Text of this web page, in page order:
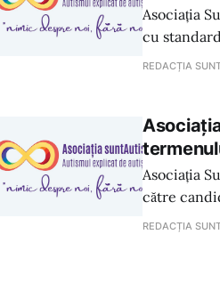
Asociația
cu
dar și cu
REDACȚIA
Asociația
către
REDACȚIA